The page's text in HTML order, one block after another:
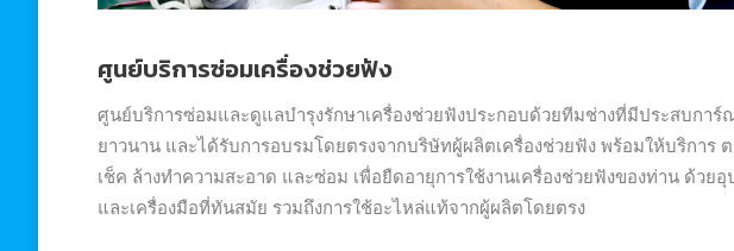
ศูนย์บริการซ่อมเครื่องช่วยฟัง
ศูนย์บริการซ่อมและดูแลบำรุงรักษาเครื่องช่วยฟังประกอบด้วยทีมช่างที่มีประสบการ์
ยาวนาน และได้รับการอบรมโดยตรงจากบริษัทผู้ผลิตเครื่องช่วยฟัง พร้อมให้บริการ
เช็ค ล้างทำความสะอาด และซ่อม เพื่อยืดอายุการใช้งานเครื่องช่วยฟังของท่าน ด้วย
และเครื่องมือที่ทันสมัย รวมถึงการใช้อะไหล่แท้จากผู้ผลิตโดยตรง